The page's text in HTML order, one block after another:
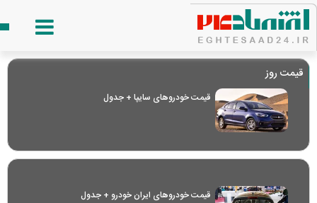
قیمت روز
قیمت خودرو‌های سایپا + جدول
قیمت خودرو‌های ایران خودرو + جدول